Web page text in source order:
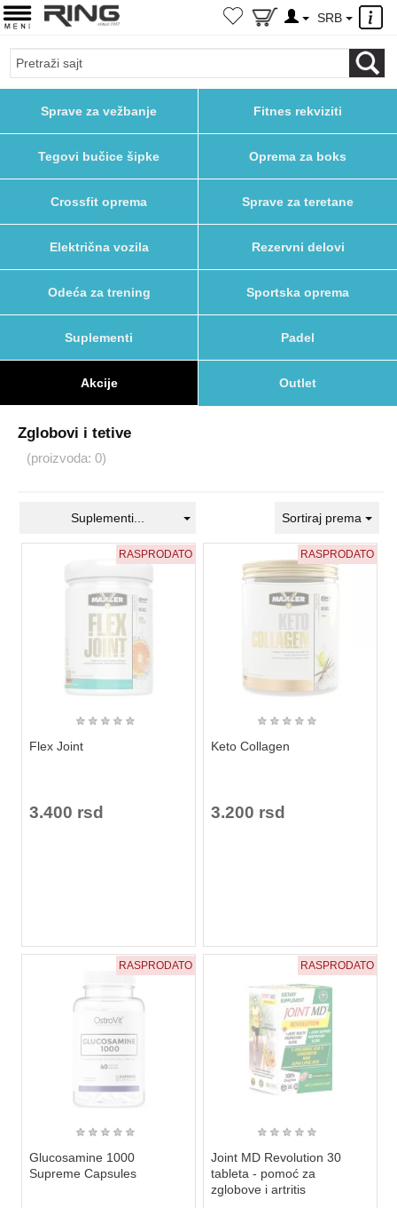
×
SRB
Sprave za vežbanje Fitnes rekviziti
Tegovi bučice šipke Oprema za boks
Crossfit oprema Sprave za teretane
Električna vozila Rezervni delovi
Odeća za trening Sportska oprema
Suplementi Padel
Akcije Outlet
Zglobovi i tetive
(proizvoda: 0)
Suplementi... Sortiraj prema
RASPRODATO
★ ★ ★ ★ ★
Flex Joint
3.400 rsd
RASPRODATO
★ ★ ★ ★ ★
Keto Collagen
3.200 rsd
RASPRODATO
★ ★ ★ ★ ★
Glucosamine 1000
Supreme Capsules
RASPRODATO
★ ★ ★ ★ ★
Joint MD Revolution 30
tableta - pomoć za
zglobove i artritis